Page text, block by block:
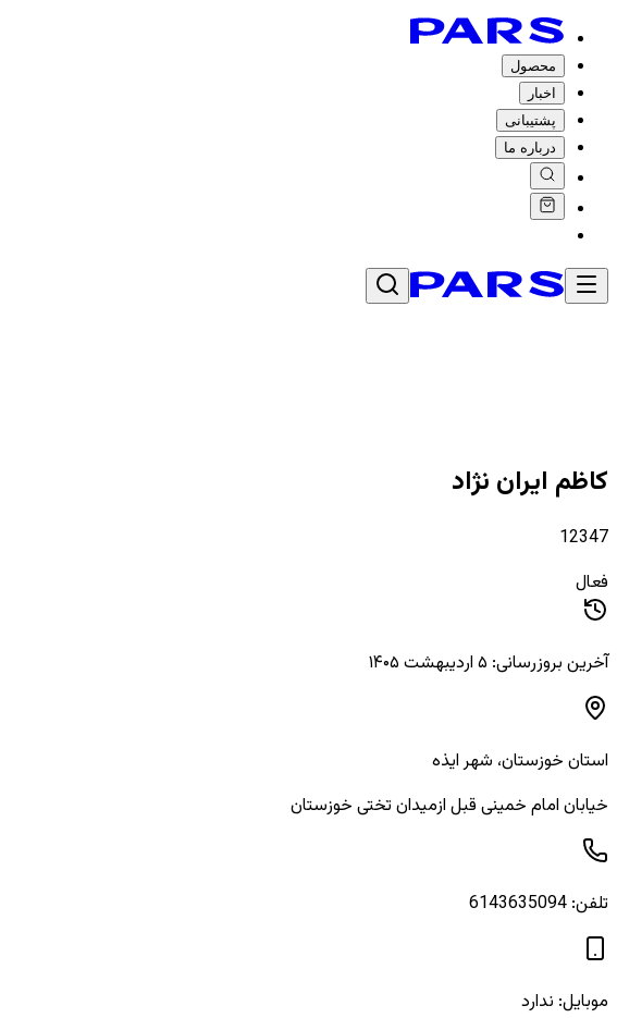
محصول
اخبار
پشتیبانی
درباره ما
کاظم ایران نژاد
12347
فعال
آخرین بروزرسانی: ۵ اردیبهشت ۱۴۰۵
استان خوزستان، شهرایذه
خیابان امام خمینی قبل ازمیدان تختی خوزستان
تلفن: 6143635094
موبایل: ندارد